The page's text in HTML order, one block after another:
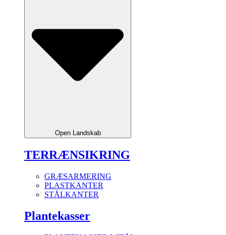
Open Landskab
TERRÆNSIKRING
GRÆSARMERING
PLASTKANTER
STÅLKANTER
Plantekasser